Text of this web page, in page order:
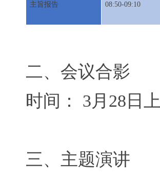
主旨报告 08:50-09:10
二、会议合影
时间：
3月 28 日
三、主题演讲